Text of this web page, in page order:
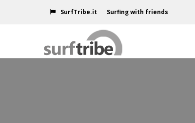
SurfTribe.it Surfing with friends